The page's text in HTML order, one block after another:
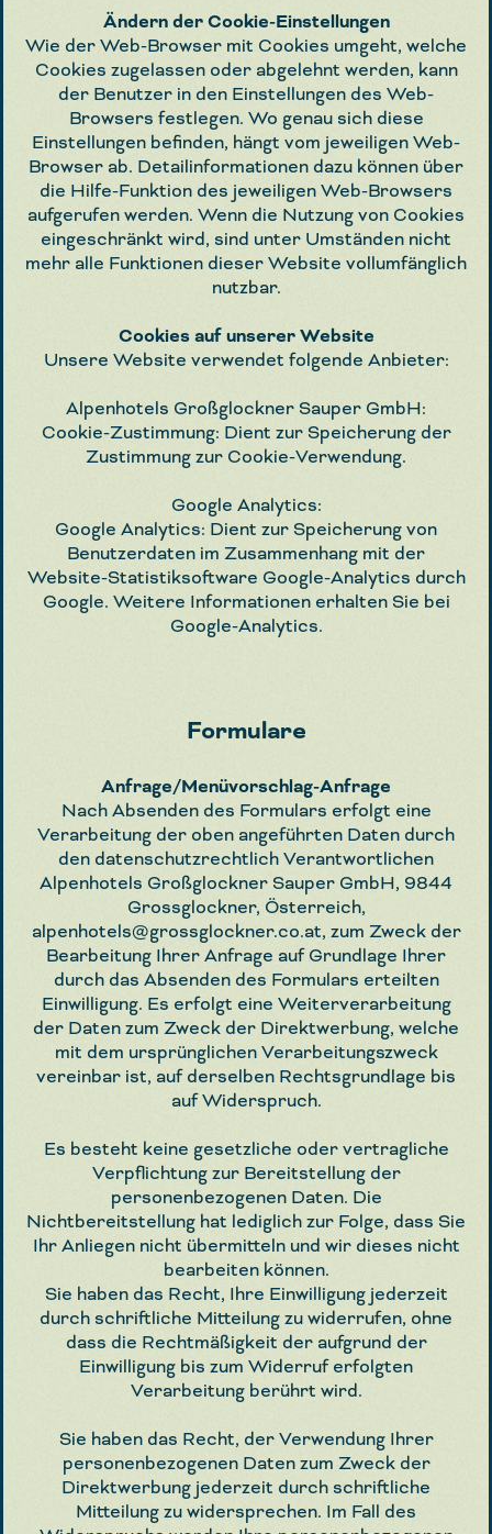
Ändern der Cookie-Einstellungen
Wie der Web-Browser mit Cookies umgeht, welche
Cookies zugelassen oder abgelehnt werden, kann
der Benutzer in den Einstellungen des Web-
Browsers festlegen. Wo genau sich diese
Einstellungen befinden, hängt vom jeweiligen Web-
Browser ab. Detailinformationen dazu können über
die Hilfe-Funktion des jeweiligen Web-Browsers
aufgerufen werden. Wenn die Nutzung von Cookies
eingeschränkt wird, sind unter Umständen nicht
mehr alle Funktionen dieser Website vollumfänglich
nutzbar.
Cookies auf unserer Website
Unsere Website verwendet folgende Anbieter:
Alpenhotels Großglockner Sauper GmbH:
Cookie-Zustimmung: Dient zur Speicherung der
Zustimmung zur Cookie-Verwendung.
Google Analytics:
Google Analytics: Dient zur Speicherung von
Benutzerdaten im Zusammenhang mit der
Website-Statistiksoftware Google-Analytics durch
Google. Weitere Informationen erhalten Sie bei
Google-Analytics.
Formulare
Anfrage/Menüvorschlag-Anfrage
Nach Absenden des Formulars erfolgt eine
Verarbeitung der oben angeführten Daten durch
den datenschutzrechtlich Verantwortlichen
Alpenhotels Großglockner Sauper GmbH, 9844
Grossglockner, Österreich,
alpenhotels@grossglockner.co.at, zum Zweck der
Bearbeitung Ihrer Anfrage auf Grundlage Ihrer
durch das Absenden des Formulars erteilten
Einwilligung. Es erfolgt eine Weiterverarbeitung
der Daten zum Zweck der Direktwerbung, welche
mit dem ursprünglichen Verarbeitungszweck
vereinbar ist, auf derselben Rechtsgrundlage bis
auf Widerspruch.
Es besteht keine gesetzliche oder vertragliche
Verpflichtung zur Bereitstellung der
personenbezogenen Daten. Die
Nichtbereitstellung hat lediglich zur Folge, dass Sie
Ihr Anliegen nicht übermitteln und wir dieses nicht
bearbeiten können.
Sie haben das Recht, Ihre Einwilligung jederzeit
durch schriftliche Mitteilung zu widerrufen, ohne
dass die Rechtmäßigkeit der aufgrund der
Einwilligung bis zum Widerruf erfolgten
Verarbeitung berührt wird.
Sie haben das Recht, der Verwendung Ihrer
personenbezogenen Daten zum Zweck der
Direktwerbung jederzeit durch schriftliche
Mitteilung zu widersprechen. Im Fall des